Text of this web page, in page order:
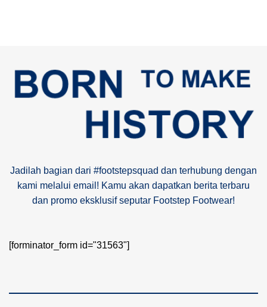
Jadilah bagian dari #footstepsquad dan terhubung dengan
kami melalui email! Kamu akan dapatkan berita terbaru
dan promo eksklusif seputar Footstep Footwear!
[forminator_form id="31563"]